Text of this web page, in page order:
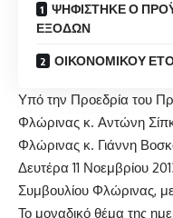
ΨΗΦΙΣΤΗΚΕ Ο
ΕΞΟΔΩΝ
ΟΙΚΟΝΟΜΙΚΟΥ
Υπό την Προεδρία του
Φλώρινας κ. Αντώνη
Φλώρινας κ. Γιάννη
Δευτέρα 11 Νοεμβρίου
Συμβουλίου Φλώρινας,
Το μοναδικό θέμα της